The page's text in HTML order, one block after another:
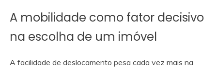
A mobilidade como fator decisivo
na escolha de um imóvel
A facilidade de deslocamento pesa cada vez mais na